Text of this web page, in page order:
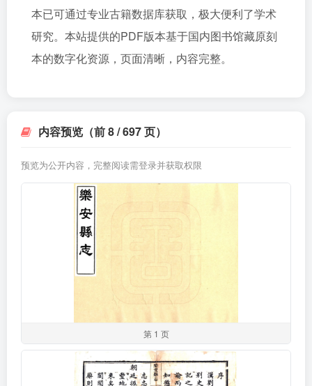
本已可通过专业古籍数据库获取，极大便利了学术
研究。本站提供的PDF版本基于国内图书馆藏原刻
本的数字化资源，页面清晰，内容完整。
内容预览（前 8 / 697 页）
预览为公开内容，完整阅读需登录并获取权限
第 1 页